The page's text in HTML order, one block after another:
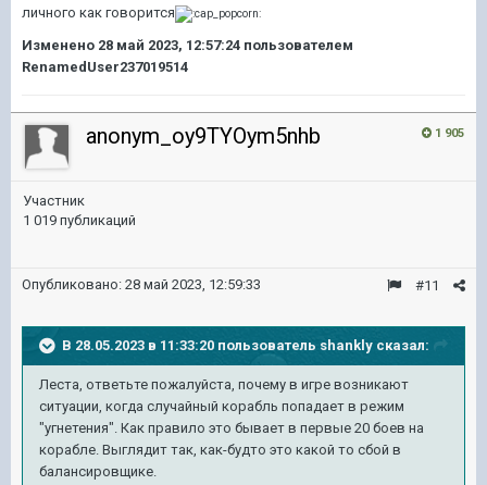
личного как говорится
Изменено 28 май 2023, 12:57:24 пользователем
RenamedUser237019514
1 905
anonym_oy9TYOym5nhb
Участник
1 019 публикаций
#11
Опубликовано: 28 май 2023, 12:59:33
В 28.05.2023 в 11:33:20 пользователь shankly сказал:
Леста, ответьте пожалуйста, почему в игре возникают
ситуации, когда случайный корабль попадает в режим
"угнетения". Как правило это бывает в первые 20 боев на
корабле. Выглядит так, как-будто это какой то сбой в
балансировщике.